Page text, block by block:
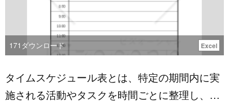
を表します。そのため、特にお祝いしたい場合
や、重要な贈り物に用いられます。 なお、結婚
祝いには、一度きりであってほしいという意味
には、白黒や黄白の水引を用いるのが一般的で
す。 こちらはExcelで作成した、無料でダウン
171 ダウンロード Excel
タイムスケジュール表とは、特定の期間内に実
施される活動やタスクを時間ごとに整理し、視